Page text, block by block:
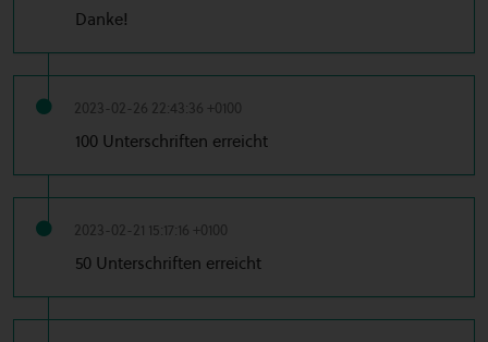
Danke!
2023-02-26 22:43:36 +0100
100 Unterschriften erreicht
2023-02-21 15:17:16 +0100
50 Unterschriften erreicht